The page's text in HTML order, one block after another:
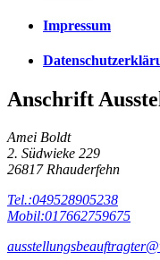
Impressum
Anschrift
Amei Boldt
2. Südwieke 229
26817 Rhauderfehn
Tel.:049528905238
Mobil:017662759675